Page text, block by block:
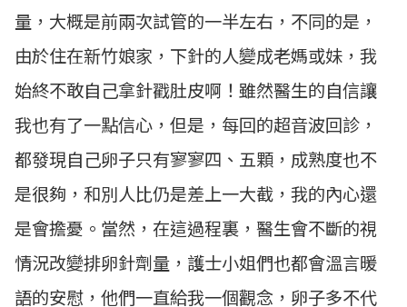
量，大概是前兩次試管的一半左右，不同的是，
由於住在新竹娘家，下針的人變成老媽或妹，我
始終不敢自己拿針戳肚皮啊！雖然醫生的自信讓
我也有了一點信心，但是，每回的超音波回診，
都發現自己卵子只有寥寥四、五顆，成熟度也不
是很夠，和別人比仍是差上一大截，我的內心還
是會擔憂。當然，在這過程裏，醫生會不斷的視
情況改變排卵針劑量，護士小姐們也都會溫言暖
語的安慰，他們一直給我一個觀念，卵子多不代